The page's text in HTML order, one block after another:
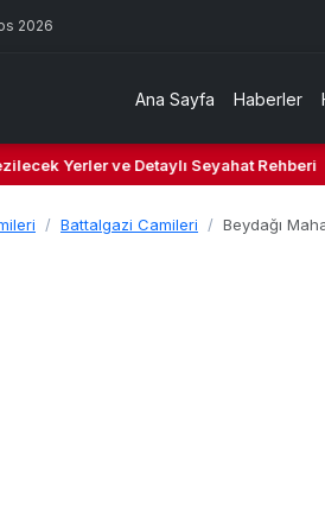
2026
Ana Sayfa Haberler
Yerler ve Detaylı Seyahat Rehberi
Battalgazi Camileri Beydağı